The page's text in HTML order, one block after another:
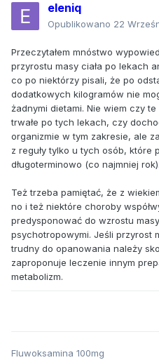
eleniq
Opublikowano 22
Przeczytałem mnóstwo
przyrostu masy ciała po lekach
co po niektórzy pisali, że po
dodatkowych kilogramów nie
żadnymi dietami. Nie wiem czy
trwałe po tych lekach, czy
organizmie w tym zakresie, ale
z reguły tylko u tych osób, które
długoterminowo (co najmniej rok).
Też trzeba pamiętać, że z
no i też niektóre choroby
predysponować do wzrostu
psychotropowymi. Jeśli przyrost
trudny do opanowania należy
zaproponuje leczenie innym
metabolizm.
Fluwoksamina 100mg